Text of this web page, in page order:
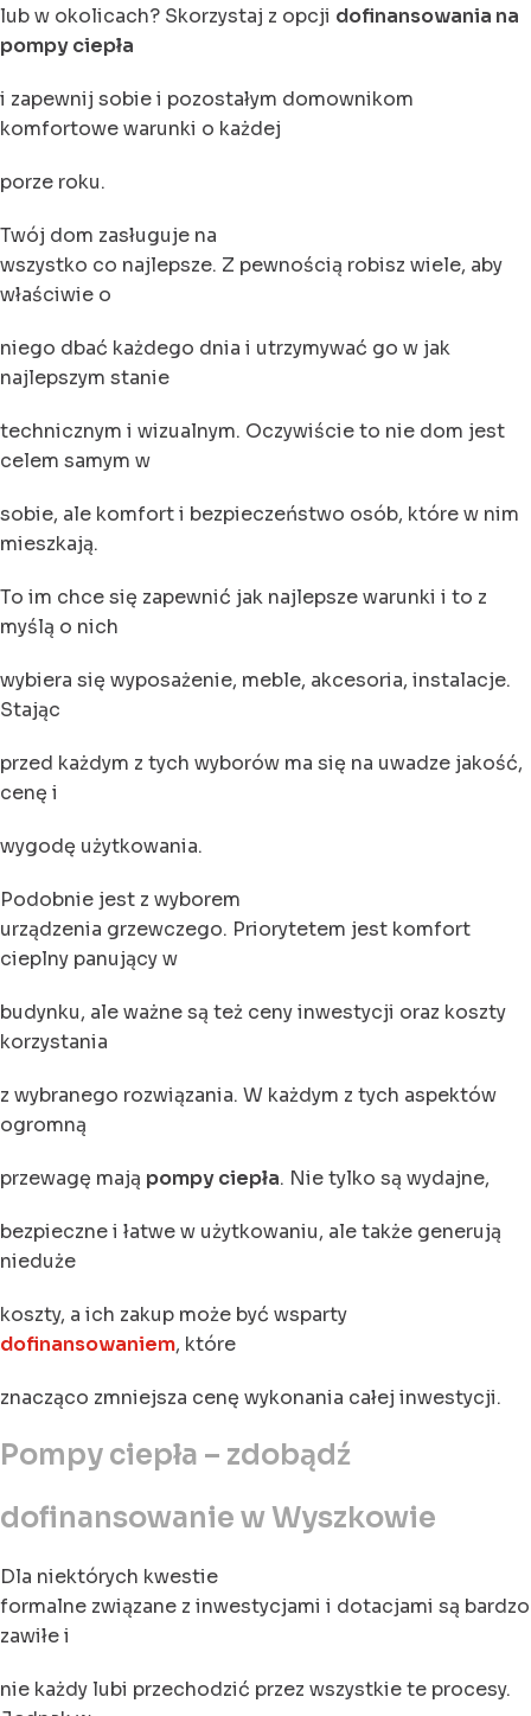
lub w okolicach? Skorzystaj z opcji dofinansowania na
pompy ciepła
i zapewnij sobie i pozostałym domownikom
komfortowe warunki o każdej
porze roku.
Twój dom zasługuje na
wszystko co najlepsze. Z pewnością robisz wiele, aby
właściwie o
niego dbać każdego dnia i utrzymywać go w jak
najlepszym stanie
technicznym i wizualnym. Oczywiście to nie dom jest
celem samym w
sobie, ale komfort i bezpieczeństwo osób, które w nim
mieszkają.
To im chce się zapewnić jak najlepsze warunki i to z
myślą o nich
wybiera się wyposażenie, meble, akcesoria, instalacje.
Stając
przed każdym z tych wyborów ma się na uwadze jakość,
cenę i
wygodę użytkowania.
Podobnie jest z wyborem
urządzenia grzewczego. Priorytetem jest komfort
cieplny panujący w
budynku, ale ważne są też ceny inwestycji oraz koszty
korzystania
z wybranego rozwiązania. W każdym z tych aspektów
ogromną
przewagę mają pompy ciepła. Nie tylko są wydajne,
bezpieczne i łatwe w użytkowaniu, ale także generują
nieduże
koszty, a ich zakup może być wsparty
dofinansowaniem, które
znacząco zmniejsza cenę wykonania całej inwestycji.
Pompy ciepła – zdobądź
dofinansowanie w Wyszkowie
Dla niektórych kwestie
formalne związane z inwestycjami i dotacjami są bardzo
zawiłe i
nie każdy lubi przechodzić przez wszystkie te procesy.